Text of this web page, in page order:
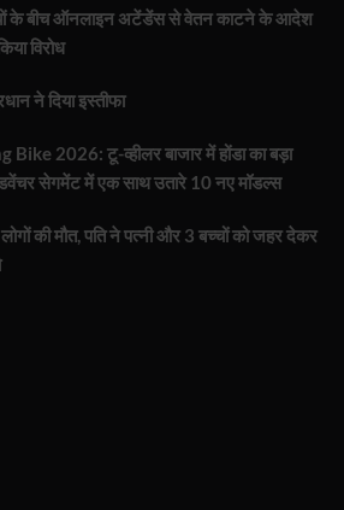
के बीच ऑनलाइन अटेंडेंस से वेतन काटने के आदेश
विरोध
ने दिया इस्तीफा
2026: टू-व्हीलर बाजार में होंडा का बड़ा
सेगमेंट में एक साथ उतारे 10 नए मॉडल्स
की मौत, पति ने पत्नी और 3 बच्चों को जहर देकर